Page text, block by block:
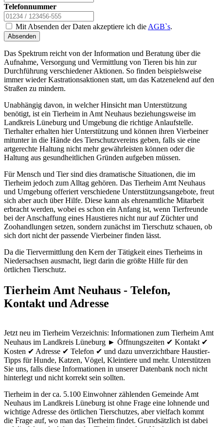
Telefonnummer
Mit Absenden der Daten akzeptiere ich die AGB`s.
Absenden
Das Spektrum reicht von der Information und Beratung über die
Aufnahme, Versorgung und Vermittlung von Tieren bis hin zur
Durchführung verschiedener Aktionen. So finden beispielsweise
immer wieder Kastrationsaktionen statt, um das Katzenelend auf den
Straßen zu mindern.
Unabhängig davon, in welcher Hinsicht man Unterstützung
benötigt, ist ein Tierheim in Amt Neuhaus beziehungsweise im
Landkreis Lüneburg und Umgebung die richtige Anlaufstelle.
Tierhalter erhalten hier Unterstützung und können ihren Vierbeiner
mitunter in die Hände des Tierschutzvereins geben, falls sie eine
artgerechte Haltung nicht mehr gewährleisten können oder die
Haltung aus gesundheitlichen Gründen aufgeben müssen.
Für Mensch und Tier sind dies dramatische Situationen, die im
Tierheim jedoch zum Alltag gehören. Das Tierheim Amt Neuhaus
und Umgebung offeriert verschiedene Unterstützungsangebote, freut
sich aber auch über Hilfe. Diese kann als ehrenamtliche Mitarbeit
erbracht werden, wobei es schon ein Anfang ist, wenn Tierfreunde
bei der Anschaffung eines Haustieres nicht nur auf Züchter und
Zoohandlungen setzen, sondern zunächst im Tierschutz schauen, ob
sich dort nicht der passende Vierbeiner finden lässt.
Da die Tiervermittlung den Kern der Tätigkeit eines Tierheims in
Niedersachsen ausmacht, liegt darin die größte Hilfe für den
örtlichen Tierschutz.
Tierheim Amt Neuhaus - Telefon,
Kontakt und Adresse
Jetzt neu im Tierheim Verzeichnis: Informationen zum Tierheim Amt
Neuhaus im Landkreis Lüneburg ► Öffnungszeiten ✔ Kontakt ✔
Kosten ✔ Adresse ✔ Telefon ✔ und dazu unverzichtbare Haustier-
Tipps für Hunde, Katzen, Vögel, Kleintiere und mehr. Unterstützen
Sie uns, falls diese Informationen in unserer Datenbank noch nicht
hinterlegt und nicht korrekt sein sollten.
Tierheim in der ca. 5.100 Einwohner zählenden Gemeinde Amt
Neuhaus im Landkreis Lüneburg ist ohne Frage eine lohnende und
wichtige Adresse des örtlichen Tierschutzes, aber vielfach kommt
die Frage auf, wo man das Tierheim findet. Grundsätzlich ist dabei